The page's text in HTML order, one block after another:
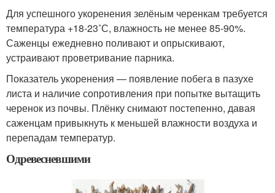
Для успешного укоренения зелёным черенкам требуется
температура +18-23˚С, влажность не менее 85-90%.
Саженцы ежедневно поливают и опрыскивают,
устраивают проветривание парника.
Показатель укоренения — появление побега в пазухе
листа и наличие сопротивления при попытке вытащить
черенок из почвы. Плёнку снимают постепенно, давая
саженцам привыкнуть к меньшей влажности воздуха и
перепадам температур.
Одревесневшими